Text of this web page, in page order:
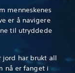
menneskenes
er å navigere
til utryddede
jord har brukt all
nå er fanget i